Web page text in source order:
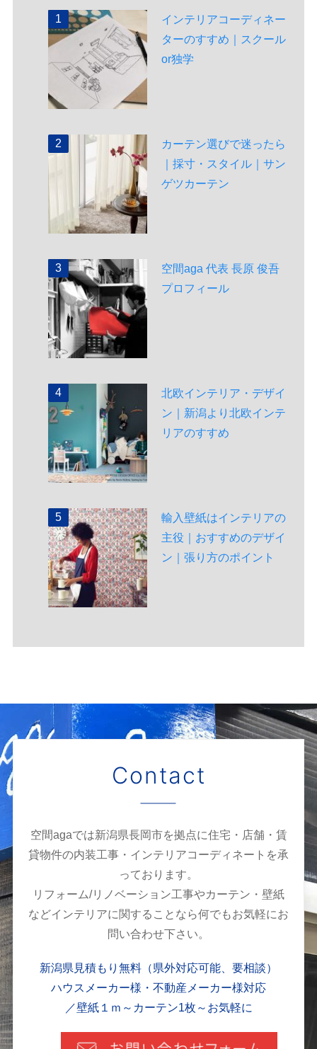
インテリアコーディネー
ターのすすめ｜スクール
or独学
カーテン選びで迷ったら
｜採寸・スタイル｜サン
ゲツカーテン
空間aga 代表 長原 俊吾
プロフィール
北欧インテリア・デザイ
ン｜新潟より北欧インテ
リアのすすめ
輸入壁紙はインテリアの
主役｜おすすめのデザイ
ン｜張り方のポイント
Contact
空間agaでは新潟県長岡市を拠点に住宅・店舗・賃
貸物件の内装工事・インテリアコーディネートを承
っております。
リフォーム/リノベーション工事やカーテン・壁紙
などインテリアに関することなら何でもお気軽にお
問い合わせ下さい。
新潟県見積もり無料（県外対応可能、要相談）
ハウスメーカー様・不動産メーカー様対応
／壁紙１ｍ～カーテン1枚～お気軽に